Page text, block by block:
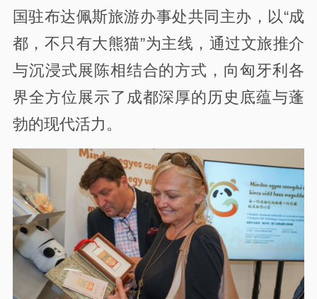
国驻布达佩斯旅游办事处共同主办，以“成
都，不只有大熊猫”为主线，通过文旅推介
与沉浸式展陈相结合的方式，向匈牙利各
界全方位展示了成都深厚的历史底蕴与蓬
勃的现代活力。